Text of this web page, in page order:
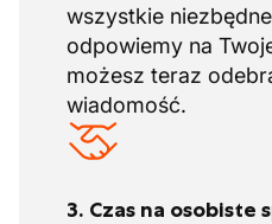
wszystkie
odpowiemy na
możesz teraz
wiadomość.
3. Czas na osobiste